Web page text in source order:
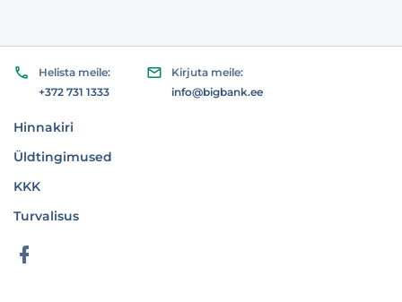
Hinnakiri
Üldtingimused
KKK
Turvalisus
Helista meile:
+372 731 1333
Kirjuta meile:
info@bigbank.ee